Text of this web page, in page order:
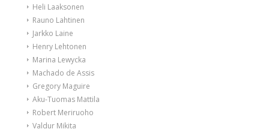
Heli Laaksonen
Rauno Lahtinen
Jarkko Laine
Henry Lehtonen
Marina Lewycka
Machado de Assis
Gregory Maguire
Aku-Tuomas Mattila
Robert Meriruoho
Valdur Mikita